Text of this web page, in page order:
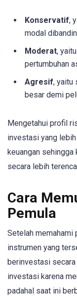
Konservatif,
modal
Moderat,
pertumbuhan
Agresif, yaitu
besar demi
Mengetahui profil
investasi yang
keuangan
secara lebih
Cara
Pemula
Setelah memahami
instrumen yang
berinvestasi secara
investasi karena
padahal saat ini